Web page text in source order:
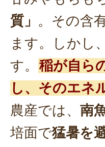
質」 。その含
ます。しかし、
す。 稲が自ら
し、そのエネ
農産では、 南
培面で猛暑を